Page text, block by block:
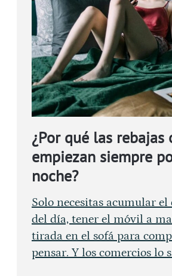
¿Por qué las rebajas
empiezan siempre
noche?
Solo necesitas acumular el
del día, tener el móvil a
tirada en el sofá para
pensar. Y los comercios lo